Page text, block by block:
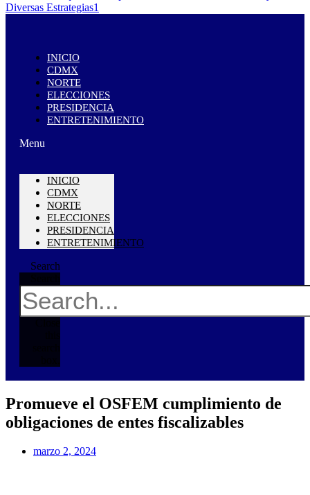
INICIO
CDMX
NORTE
ELECCIONES
PRESIDENCIA
ENTRETENIMIENTO
Menu
INICIO
CDMX
NORTE
ELECCIONES
PRESIDENCIA
ENTRETENIMIENTO
Search
Promueve el OSFEM cumplimiento de
obligaciones de entes fiscalizables
marzo 2, 2024